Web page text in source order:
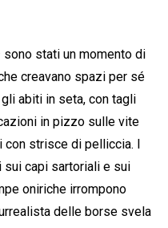
sono stati un momento di
creavano spazi per sé
abiti in seta, con tagli
in pizzo sulle vite
strisce di pelliccia. I
sui capi sartoriali e sui
oniriche irrompono
delle borse svela